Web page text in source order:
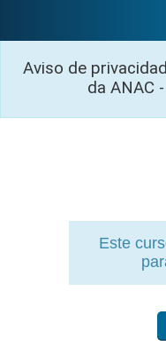
Aviso de
da ANAC
Este